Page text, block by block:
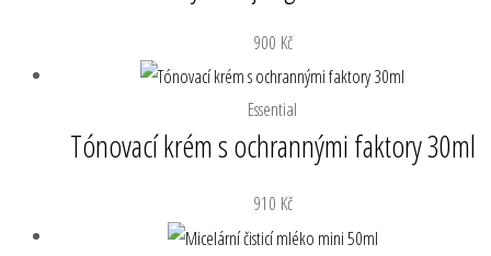
900 Kč
Essential
Tónovací krém s ochrannými faktory 30ml
910 Kč